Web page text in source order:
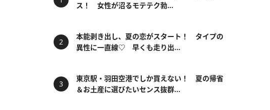
ス！ 女性が沼るモテテク勃...
本能剥き出し、夏の恋がスタート！ タイプの
異性に一直線♡ 早くも走り出...
東京駅・羽田空港でしか買えない！ 夏の帰省
＆お土産に選びたいセンス抜群...